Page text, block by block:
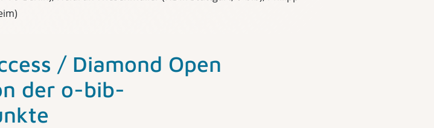
/ Diamond Open
der o-bib-